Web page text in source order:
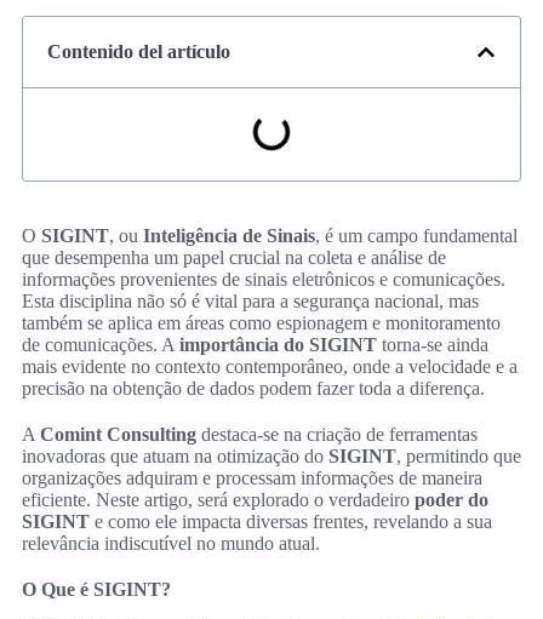
Contenido del artículo
O SIGINT, ou Inteligência de Sinais, é um campo fundamental
que desempenha um papel crucial na coleta e análise de
informações provenientes de sinais eletrônicos e comunicações.
Esta disciplina não só é vital para a segurança nacional, mas
também se aplica em áreas como espionagem e monitoramento
de comunicações. A importância do SIGINT torna-se ainda
mais evidente no contexto contemporâneo, onde a velocidade e a
precisão na obtenção de dados podem fazer toda a diferença.
A Comint Consulting destaca-se na criação de ferramentas
inovadoras que atuam na otimização do SIGINT, permitindo que
organizações adquiram e processam informações de maneira
eficiente. Neste artigo, será explorado o verdadeiro poder do
SIGINT e como ele impacta diversas frentes, revelando a sua
relevância indiscutível no mundo atual.
O Que é SIGINT?